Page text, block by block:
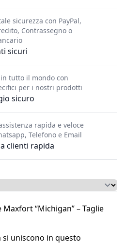
sicuri
sicurezza con PayPal,
Contrassegno o
sicuro
tutto il mondo con
per i nostri prodotti
clienti rapida
rapida e veloce
Telefono e Email
“Michigan” – Taglie
si uniscono in questo